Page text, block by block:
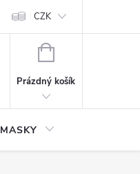
CZK
NÁKUPNÍ
Prázdný košík
MASKY